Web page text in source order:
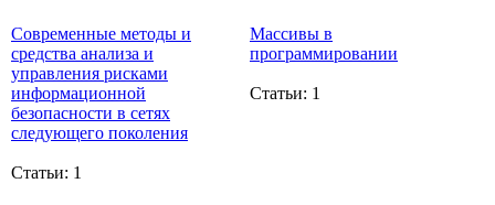
Современные методы и
средства анализа и
управления рисками
информационной
безопасности в сетях
следующего поколения
Статьи: 1
Массивы в
программировании
Статьи: 1